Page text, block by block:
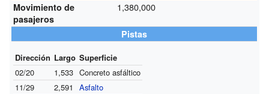
Movimiento de
pasajeros
1,380,000
Pistas
Dirección Largo Superficie
02/20
1,533 Concreto asfáltico
11/29
2,591
Asfalto